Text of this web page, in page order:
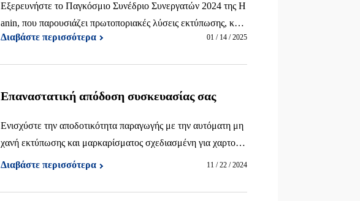
Εξερευνήστε το Παγκόσμιο Συνέδριο Συνεργατών 2024 της H
anin, που παρουσιάζει πρωτοποριακές λύσεις εκτύπωσης, καιν
οτομίες IoT και τεχνολογία 3D εκτύπωσης επόμενης γενιάς.
Διαβάστε περισσότερα 01 / 14 / 2025
Επαναστατική απόδοση συσκευασίας σας
Ενισχύστε την αποδοτικότητα παραγωγής με την αυτόματη μη
χανή εκτύπωσης και μαρκαρίσματος σχεδιασμένη για χαρτοκι
βώτια κύκλου εργασιών και μειώνοντας το κόστος ανθρώπινω
Διαβάστε περισσότερα 11 / 22 / 2024